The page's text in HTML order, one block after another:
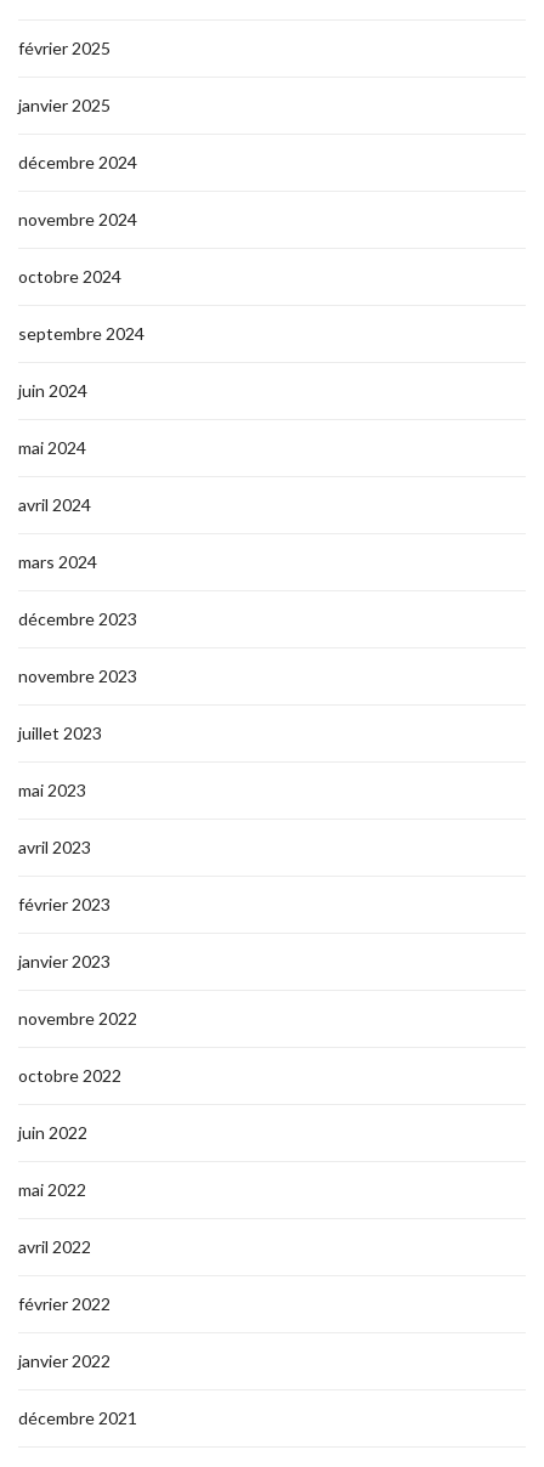
février 2025
janvier 2025
décembre 2024
novembre 2024
octobre 2024
septembre 2024
juin 2024
mai 2024
avril 2024
mars 2024
décembre 2023
novembre 2023
juillet 2023
mai 2023
avril 2023
février 2023
janvier 2023
novembre 2022
octobre 2022
juin 2022
mai 2022
avril 2022
février 2022
janvier 2022
décembre 2021